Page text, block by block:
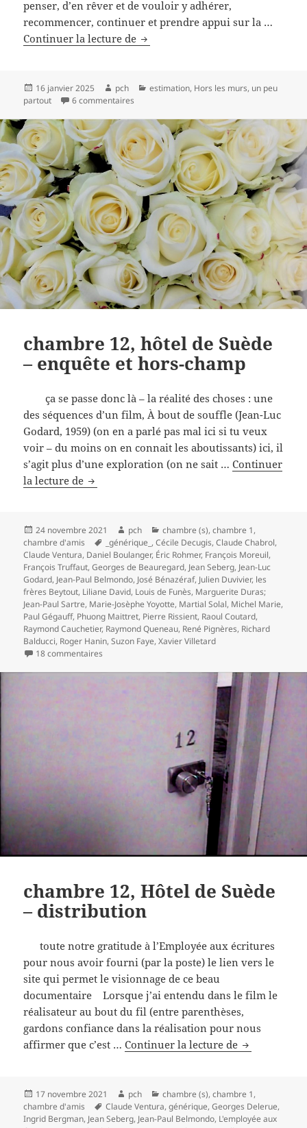
penser, d’en rêver et de vouloir y adhérer,
recommencer, continuer et prendre appui sur la …
Continuer la lecture de soixante-
Publié
le
16 janvier 2025 Auteur
pch Catégories
estimation, Hors les murs, un peu
partout
6 commentaires
chambre 12, hôtel de Suède
– enquête et hors-champ
ça se passe donc là – la réalité des choses : une
des séquences d’un film, À bout de souffle (Jean-Luc
Godard, 1959) (on en a parlé pas mal ici si tu veux
voir – du moins on en connait les aboutissants) ici, il
s’agit plus d’une exploration (on ne sait …Continuer
la lecture de chambre
de
Suède
–
enquête
et
hors-
champ
Publié
le
24 novembre 2021 Auteur
pch Catégories
chambre (s),chambre 1,
chambre d'amis
Mots-
clés
_générique_ ,Cécile Decugis,Claude Chabrol,
Claude Ventura, Daniel Boulanger, Éric Rohmer, François Moreuil,
François Truffaut,Georges de Beauregard, Jean Seberg, Jean-Luc
Godard, Jean-Paul Belmondo, José Bénazéraf, Julien Duvivier, les
frères Beytout, Liliane David, Louis de Funès, Marguerite Duras;
Jean-Paul Sartre, Marie-Josèphe Yoyotte, Martial Solal, Michel Marie,
Paul Gégauff, Phuong Maittret, Pierre Rissient, Raoul Coutard,
Raymond Cauchetier, Raymond Queneau, René Pignères, Richard
Balducci, Roger Hanin,Suzon Faye,Xavier Villetard
18 commentaires
chambre 12, Hôtel de Suède
– distribution
toute notre gratitude à l’Employée aux écritures
pour nous avoir fourni (par la poste) le lien vers le
site qui permet le visionnage de ce beau
documentaire Lorsque j’ai entendu dans le film le
réalisateur au bout du fil (entre parenthèses,
gardons confiance dans la réalisation pour nous
affirmer que c’est …Continuer la lecture de chambre
de
Suède
Publié
le
17 novembre 2021 Auteur
pch Catégories
chambre (s),chambre 1,
chambre d'amis
Mots-
clés
Claude Ventura,générique,Georges Delerue,
Ingrid Bergman, Jean Seberg, Jean-Paul Belmondo, L'employée aux